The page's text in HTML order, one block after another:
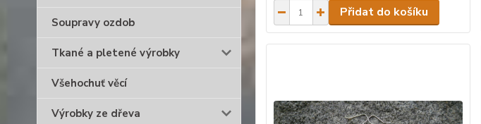
Soupravy ozdob
Tkané a pletené výrobky
Všehochuť věcí
Výrobky ze dřeva
Přidat do košíku